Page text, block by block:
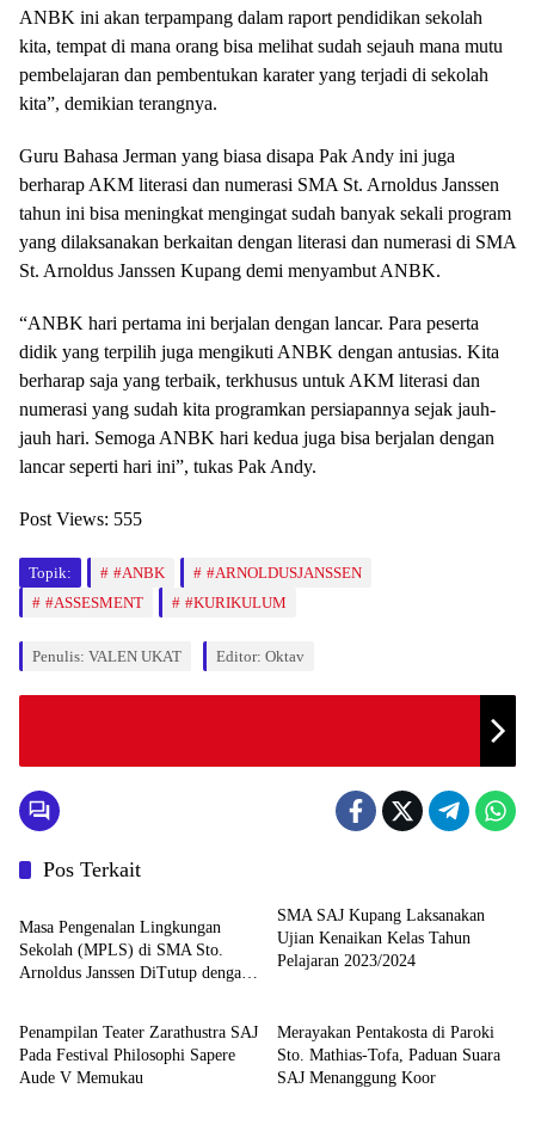
ANBK ini akan terpampang dalam raport pendidikan sekolah
kita, tempat di mana orang bisa melihat sudah sejauh mana mutu
pembelajaran dan pembentukan karater yang terjadi di sekolah
kita”, demikian terangnya.
Guru Bahasa Jerman yang biasa disapa Pak Andy ini juga
berharap AKM literasi dan numerasi SMA St. Arnoldus Janssen
tahun ini bisa meningkat mengingat sudah banyak sekali program
yang dilaksanakan berkaitan dengan literasi dan numerasi di SMA
St. Arnoldus Janssen Kupang demi menyambut ANBK.
“ANBK hari pertama ini berjalan dengan lancar. Para peserta
didik yang terpilih juga mengikuti ANBK dengan antusias. Kita
berharap saja yang terbaik, terkhusus untuk AKM literasi dan
numerasi yang sudah kita programkan persiapannya sejak jauh-
jauh hari. Semoga ANBK hari kedua juga bisa berjalan dengan
lancar seperti hari ini”, tukas Pak Andy.
Post Views: 555
Topik: #ANBK
#ARNOLDUSJANSSEN
#ASSESMENT
#KURIKULUM
Penulis: VALEN UKAT Editor: Oktav
Pos Terkait
Berita
Masa Pengenalan Lingkungan
Sekolah (MPLS) di SMA Sto.
Arnoldus Janssen DiTutup dengan
SMA SAJ Kupang Laksanakan
Ujian Kenaikan Kelas Tahun
Pelajaran 2023/2024
Berita
Penampilan Teater Zarathustra SAJ
Pada Festival Philosophi Sapere
Aude V Memukau
Merayakan Pentakosta di Paroki
Sto. Mathias-Tofa, Paduan Suara
SAJ Menanggung Koor
Berita Berita